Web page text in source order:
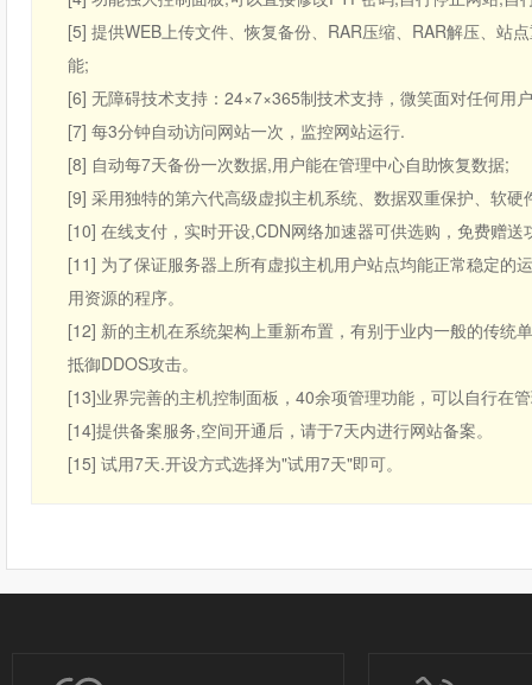
[5] 提供WEB上传文件、恢复备份、RAR压缩、RAR解压、站
能;
[6] 无障碍技术支持：24×7×365制技术支持，微笑面对任何用
[7] 每3分钟自动访问网站一次，监控网站运行.
[8] 自动每7天备份一次数据,用户能在管理中心自助恢复数据;
[9] 采用独特的第六代高级虚拟主机系统、数据双重保护、软硬
[10] 在线支付，实时开设,CDN网络加速器可供选购，免费赠
[11] 为了保证服务器上所有虚拟主机用户站点均能正常稳定
用资源的程序。
[12] 新的主机在系统架构上重新布置，有别于业内一般的传统
抵御DDOS攻击。
[13]业界完善的主机控制面板，40余项管理功能，可以自行在
[14]提供备案服务,空间开通后，请于7天内进行网站备案。
[15] 试用7天.开设方式选择为"试用7天"即可。